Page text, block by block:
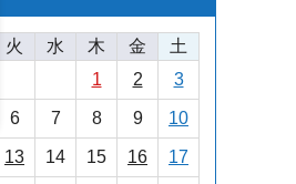
火 水 木 金
土
1
2 3
6 7 8 9 10
13 14 15 16 17